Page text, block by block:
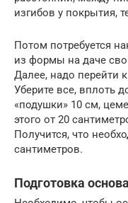
изгибов у покрытия,
Потом потребуется
из формы на даче
Далее, надо перейти
Уберите все, вплоть
«подушки» 10 см,
этого от 20
Получится, что
сантиметров.
Подготовка